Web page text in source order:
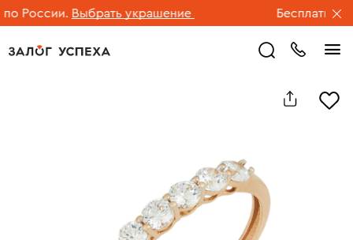
России. Выбрать украшение Бесплатная